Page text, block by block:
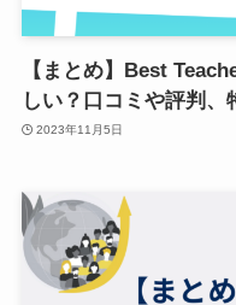
【まとめ】Best
しい？口コミや評判、
2023年11月5日